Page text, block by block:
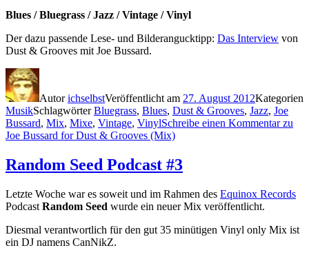
Blues / Bluegrass / Jazz / Vintage / Vinyl
Der dazu passende Lese- und Bilderangucktipp: Das Interview von
Dust & Grooves mit Joe Bussard.
AutorichselbstVeröffentlicht am 27. August 2012Kategorien
MusikSchlagwörterBluegrass, Blues, Dust & Grooves, Jazz, Joe
Bussard, Mix, Mixe, Vintage, VinylSchreibe einen Kommentarzu
Joe Bussard for Dust & Grooves (Mix)
Random Seed Podcast #3
Letzte Woche war es soweit und im Rahmen des Equinox Records
Podcast Random Seed wurde ein neuer Mix veröffentlicht.
Diesmal verantwortlich für den gut 35 minütigen Vinyl only Mix ist
ein DJ namens CanNikZ.